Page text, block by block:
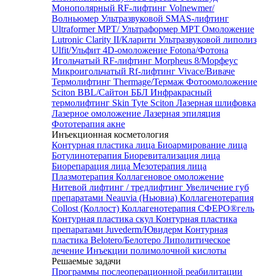
Монополярный RF-лифтинг Volnewmer/
Волньюмер Ультразвуковой SMAS-лифтинг
Ultraformer MPT/ Ультраформер MPT Омоложение
Lutronic Clarity II/Кларити Ультразвуковой липолиз
Ulfit/Ульфит 4D-омоложение Fotona/Фотона
Игольчатый RF-лифтинг Morpheus 8/Морфеус
Микроигольчатый Rf-лифтинг Vivace/Виваче
Термолифтинг Thermage/Термаж Фотоомоложение
Sciton BBL/Сайтон ББЛ Инфракрасный
термолифтинг Skin Tyte Sciton Лазерная шлифовка
Лазерное омоложение Лазерная эпиляция
Фототерапия акне
Инъекционная косметология
Контурная пластика лица Биоармирование лица
Ботулинотерапия Биоревитализация лица
Биорепарация лица Мезотерапия лица
Плазмотерапия Коллагеновое омоложение
Нитевой лифтинг / тредлифтинг Увеличение губ
препаратами Neauvia (Ньювиа) Коллагенотерапия
Collost (Коллост) Коллагенотерапия СФЕРО®гель
Контурная пластика скул Контурная пластика
препаратами Juvederm/Ювидерм Контурная
пластика Belotero/Белотеро Липолитическое
лечение Инъекции полимолочной кислоты
Решаемые задачи
Программы послеоперационной реабилитации